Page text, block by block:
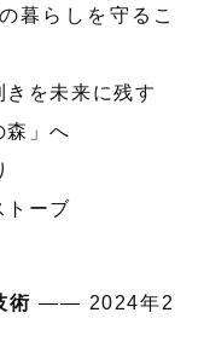
暮らしを守るこ
を未来に残す
森」へ
トーブ
術 —— 2024年2